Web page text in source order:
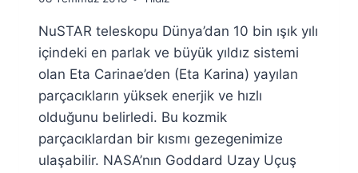
Fuat
Özyar
NuSTAR teleskopu Dünya’dan 10 bin ışık yılı
içindeki en parlak ve büyük yıldız sistemi
olan Eta Carinae’den (Eta Karina) yayılan
parçacıkların yüksek enerjik ve hızlı
olduğunu belirledi. Bu kozmik
parçacıklardan bir kısmı gezegenimize
ulaşabilir. NASA’nın Goddard Uzay Uçuş